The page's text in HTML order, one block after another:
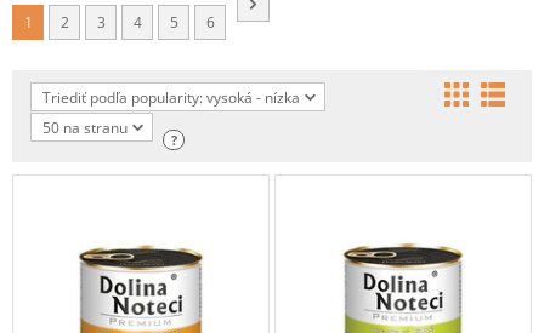
1 2 3 4 5 6
Triediť podľa popularity: vysoká - nízka
50 na stranu
?